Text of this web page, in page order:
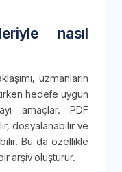
nasıl
uzmanların
hedefe uygun
amaçlar. PDF
dosyalanabilir ve
Bu da özellikle
arşiv oluşturur.